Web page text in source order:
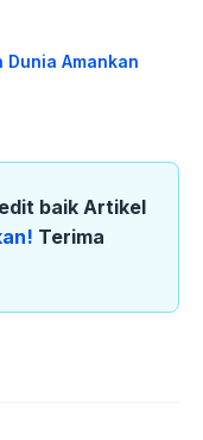
Amankan
baik Artikel
Terima